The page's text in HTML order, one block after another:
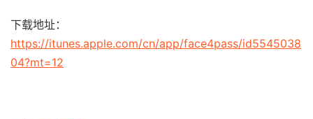
下载地址：
https://itunes.apple.com/cn/app/face4pass/id5545038
04?mt=12